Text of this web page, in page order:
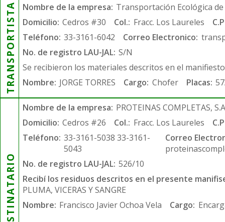
TRANSPORTISTA Nombre de la empresa: Transportación Ecológica de
Domicilio: Cedros #30 Col.: Fracc. Los Laureles
Teléfono: 33-3161-6042 Correo Electronico:
No. de registro LAU-JAL: S/N
Se recibieron los materiales descritos en el
Nombre: JORGE TORRES Cargo: Chofer Placas:
DESTINATARIO
Nombre de la empresa: PROTEINAS COMPLETAS,
Domicilio: Cedros #26 Col.: Fracc. Los Laureles
Teléfono: 33-3161-5038 33-3161-
5043
Correo
No. de registro LAU-JAL: 526/10
Recibí los residuos descritos en el presente
PLUMA, VICERAS Y SANGRE
Nombre: Francisco Javier Ochoa Vela Cargo: